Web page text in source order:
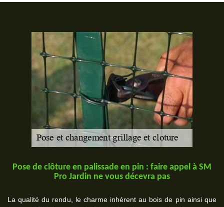
Pose de clôture en palissade en pin : faire appel à SM
Pro Jardin ne vous décevra pas
La qualité du rendu, le charme inhérent au bois de pin ainsi que